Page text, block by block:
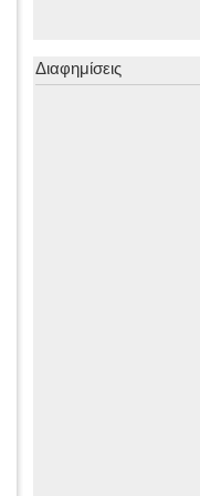
Διαφημίσεις